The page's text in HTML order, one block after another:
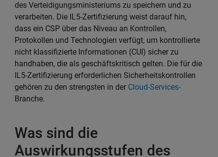
des Verteidigungsministeriums zu speichern und zu
verarbeiten. Die IL5-Zertifizierung weist darauf hin,
dass ein CSP über das Niveau an Kontrollen,
Protokollen und Technologien verfügt, um kontrollierte
nicht klassifizierte Informationen (CUI) sicher zu
handhaben, die als geschäftskritisch gelten. Die für die
IL5-Zertifizierung erforderlichen Sicherheitskontrollen
gehören zu den strengsten in der Cloud-Services-
Branche.
Was sind die
Auswirkungsstufen des